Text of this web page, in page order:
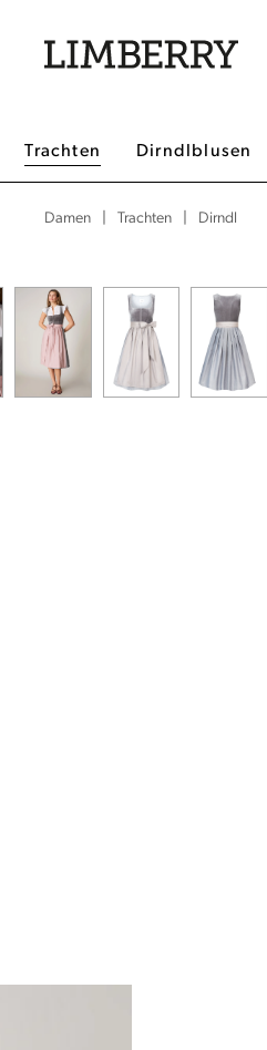
Trachten Dirndlblusen
Damen Trachten Dirndl